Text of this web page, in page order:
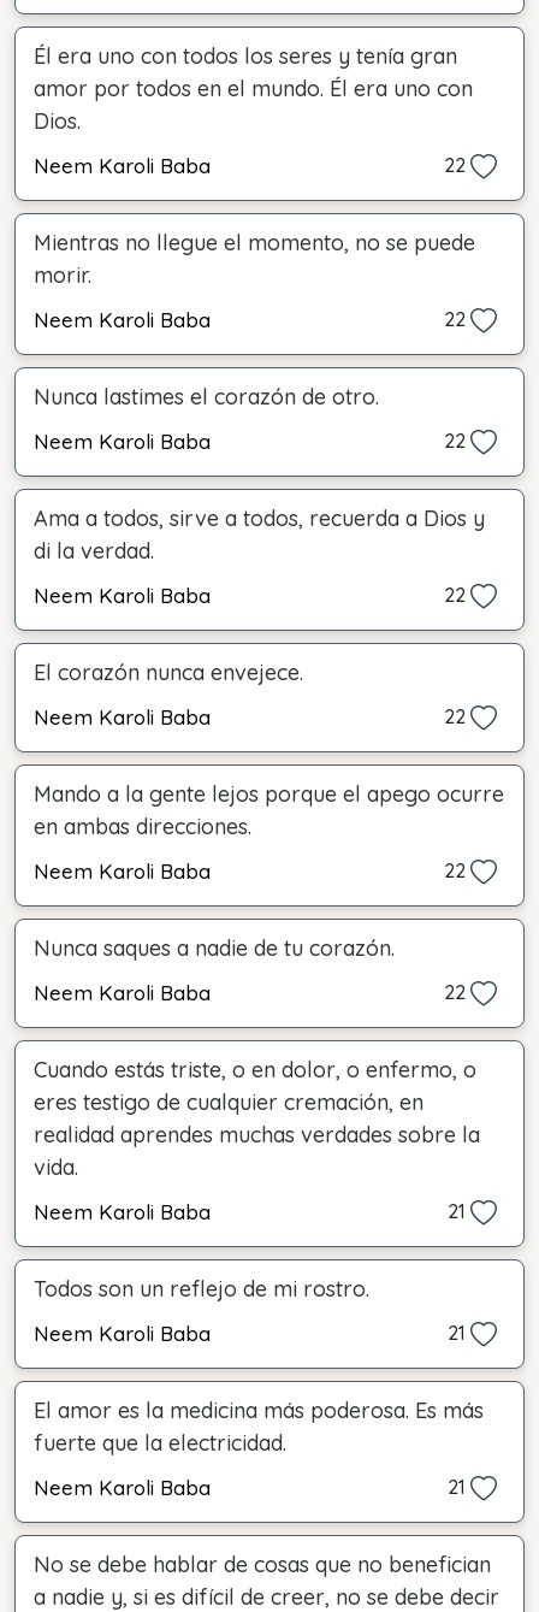
Él era uno con todos los seres y tenía gran
amor por todos en el mundo. Él era uno con
Dios.
Neem Karoli Baba 22
Mientras no llegue el momento, no se puede
morir.
Neem Karoli Baba 22
Nunca lastimes el corazón de otro.
Neem Karoli Baba 22
Ama a todos, sirve a todos, recuerda a Dios y
di la verdad.
Neem Karoli Baba 22
El corazón nunca envejece.
Neem Karoli Baba 22
Mando a la gente lejos porque el apego ocurre
en ambas direcciones.
Neem Karoli Baba 22
Nunca saques a nadie de tu corazón.
Neem Karoli Baba 22
Cuando estás triste, o en dolor, o enfermo, o
eres testigo de cualquier cremación, en
realidad aprendes muchas verdades sobre la
vida.
Neem Karoli Baba 21
Todos son un reflejo de mi rostro.
Neem Karoli Baba 21
El amor es la medicina más poderosa. Es más
fuerte que la electricidad.
Neem Karoli Baba 21
No se debe hablar de cosas que no benefician
a nadie y, si es difícil de creer, no se debe decir